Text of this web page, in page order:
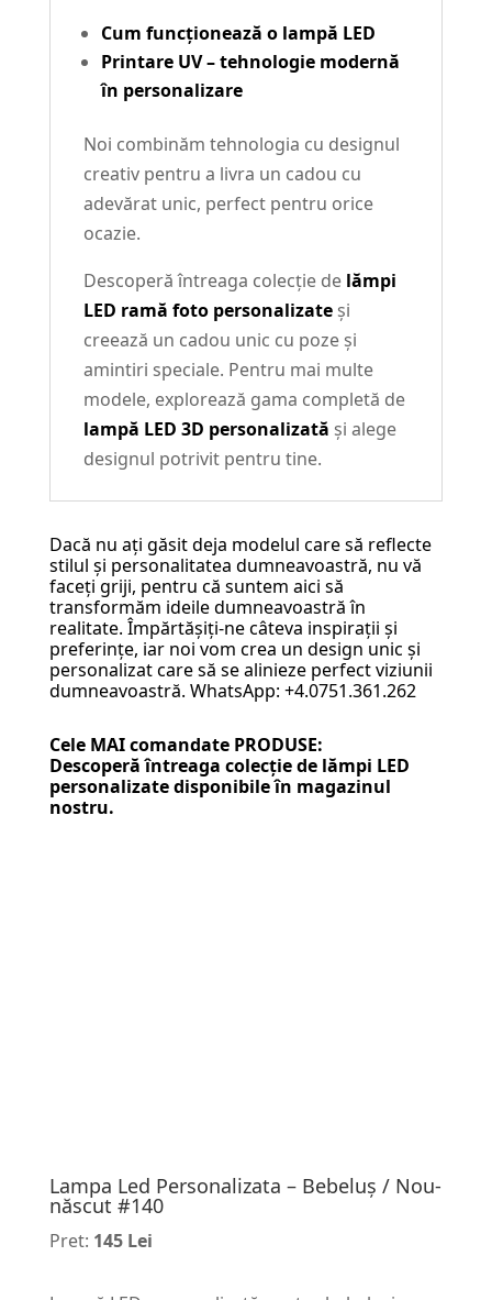
Cum funcționează o lampă LED
Printare UV – tehnologie modernă
în personalizare
Noi combinăm tehnologia cu designul
creativ pentru a livra un cadou cu
adevărat unic, perfect pentru orice
ocazie.
Descoperă întreaga colecție de lămpi
LED ramă foto personalizateși
creează un cadou unic cu poze și
amintiri speciale. Pentru mai multe
modele, explorează gama completă de
lampă LED 3D personalizată și alege
designul potrivit pentru tine.
Dacă nu ați găsit deja modelul care să reflecte
stilul și personalitatea dumneavoastră, nu vă
faceți griji, pentru că suntem aici să
transformăm ideile dumneavoastră în
realitate. Împărtășiți-ne câteva inspirații și
preferințe, iar noi vom crea un design unic și
personalizat care să se alinieze perfect viziunii
dumneavoastră. WhatsApp: +4.0751.361.262
Cele MAI comandate PRODUSE:
Descoperă întreaga colecție de lămpi LED
personalizatedisponibile în magazinul
nostru.
Lampa Led Personalizata – Bebeluș / Nou-
născut #140
Pret: 145 Lei